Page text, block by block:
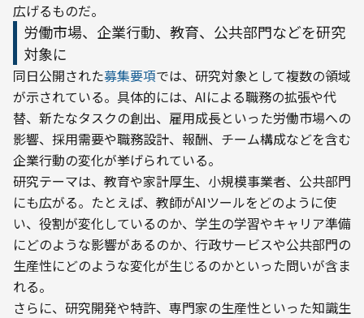
広げるものだ。
労働市場、企業行動、教育、公共部門などを研究
対象に
同日公開された募集要項では、研究対象として複数の領域
が示されている。具体的には、AIによる職務の拡張や代
替、新たなタスクの創出、雇用成長といった労働市場への
影響、採用需要や職務設計、報酬、チーム構成などを含む
企業行動の変化が挙げられている。
研究テーマは、教育や家計厚生、小規模事業者、公共部門
にも広がる。たとえば、教師がAIツールをどのように使
い、役割が変化しているのか、学生の学習やキャリア準備
にどのような影響があるのか、行政サービスや公共部門の
生産性にどのような変化が生じるのかといった問いが含ま
れる。
さらに、研究開発や特許、専門家の生産性といった知識生